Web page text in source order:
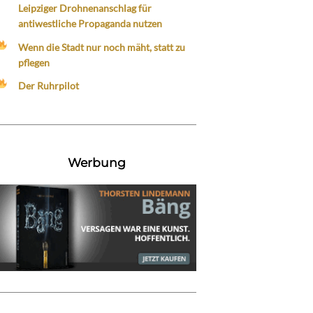
Leipziger Drohnenanschlag für
antiwestliche Propaganda nutzen
Wenn die Stadt nur noch mäht, statt zu
pflegen
Der Ruhrpilot
Werbung